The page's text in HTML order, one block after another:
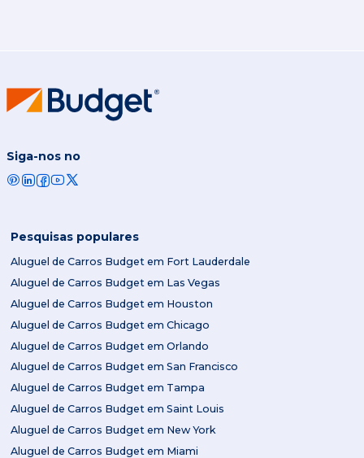
Siga-nos no
Pesquisas populares
Aluguel de Carros Budget em Fort Lauderdale
Aluguel de Carros Budget em Las Vegas
Aluguel de Carros Budget em Houston
Aluguel de Carros Budget em Chicago
Aluguel de Carros Budget em Orlando
Aluguel de Carros Budget em San Francisco
Aluguel de Carros Budget em Tampa
Aluguel de Carros Budget em Saint Louis
Aluguel de Carros Budget em New York
Aluguel de Carros Budget em Miami